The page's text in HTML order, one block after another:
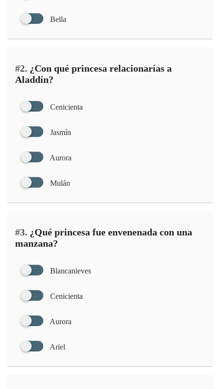
Bella
#2. ¿Con qué princesa relacionarías a
Aladdín?
Cenicienta
Jasmín
Aurora
Mulán
#3. ¿Qué princesa fue envenenada con una
manzana?
Blancanieves
Cenicienta
Aurora
Ariel